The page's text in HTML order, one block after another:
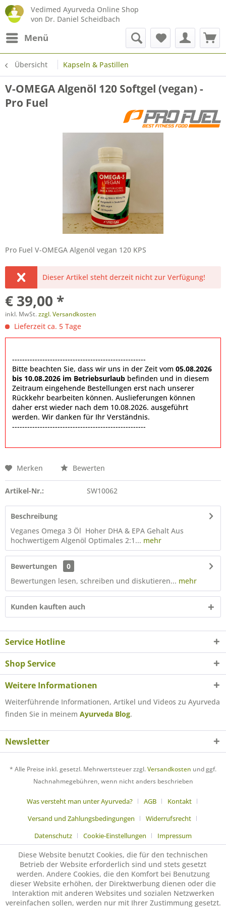
Vedimed Ayurveda Online Shop
von Dr. Daniel Scheidbach
Menü
Übersicht Kapseln & Pastillen
V-OMEGA Algenöl 120 Softgel (vegan) -
Pro Fuel
Pro Fuel V-OMEGA Algenöl vegan 120 KPS
Dieser Artikel steht derzeit nicht zur Verfügung!
€ 39,00 *
inkl. MwSt.zzgl. Versandkosten
Lieferzeit ca. 5 Tage
-----------------------------------------------------
Bitte beachten Sie, dass wir uns in der Zeit vom 05.08.2026
bis 10.08.2026 im Betriebsurlaub befinden und in diesem
Zeitraum eingehende Bestellungen erst nach unserer
Rückkehr bearbeiten können. Auslieferungen können
daher erst wieder nach dem 10.08.2026. ausgeführt
werden. Wir danken für Ihr Verständnis.
-----------------------------------------------------
Merken Bewerten
Artikel-Nr.: SW10062
Beschreibung
Veganes Omega 3 Öl Hoher DHA & EPA Gehalt Aus
hochwertigem Algenöl Optimales 2:1... mehr
Bewertungen
0
Bewertungen lesen, schreiben und diskutieren... mehr
Kunden kauften auch
Service Hotline
Shop Service
Weitere Informationen
Weiterführende Informationen, Artikel und Videos zu Ayurveda
finden Sie in meinem Ayurveda Blog.
Newsletter
* Alle Preise inkl. gesetzl. Mehrwertsteuer zzgl.Versandkosten und ggf.
Nachnahmegebühren, wenn nicht anders beschrieben
Was versteht man unter Ayurveda? AGB
Kontakt
Versand und Zahlungsbedingungen
Widerrufsrecht
Datenschutz
Cookie-Einstellungen Impressum
Diese Website benutzt Cookies, die für den technischen
Betrieb der Website erforderlich sind und stets gesetzt
werden. Andere Cookies, die den Komfort bei Benutzung
dieser Website erhöhen, der Direktwerbung dienen oder die
Interaktion mit anderen Websites und sozialen Netzwerken
vereinfachen sollen, werden nur mit Ihrer Zustimmung gesetzt.